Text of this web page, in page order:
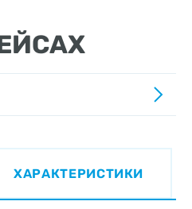
ХАРАКТЕРИСТИКИ